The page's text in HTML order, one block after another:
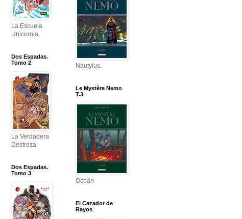
La Escuela
Unicornia.
Dos Espadas.
Tomo 2
La Verdadera
Destreza.
Dos Espadas.
Tomo 3
Nautylus.
Le Mystère Nemo
T.3
Ocean
El Cazador de
Rayos